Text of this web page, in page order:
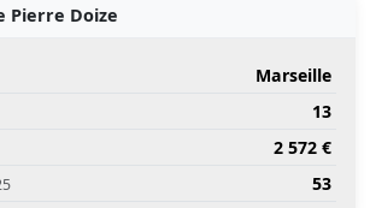
Pierre Doize
Marseille
13
2 572 €
53